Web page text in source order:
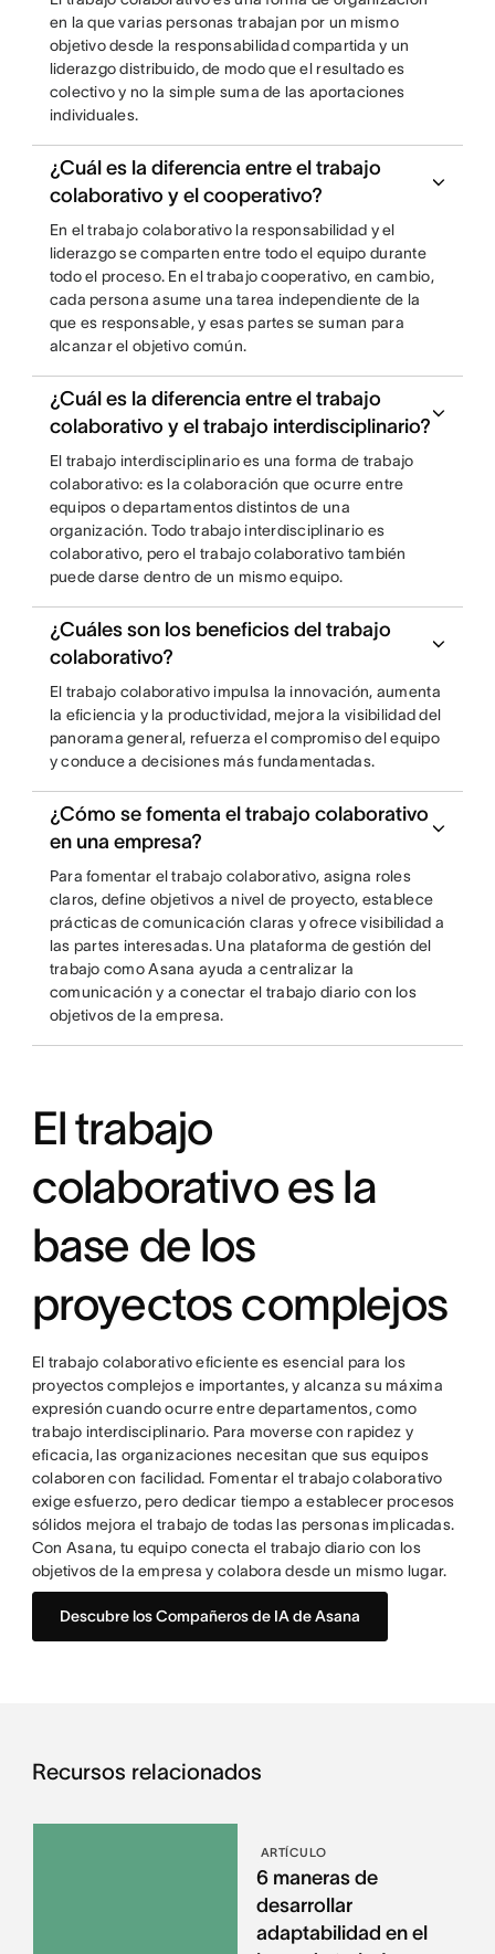
en la que varias personas trabajan por un mismo
objetivo desde la responsabilidad compartida y un
liderazgo distribuido, de modo que el resultado es
colectivo y no la simple suma de las aportaciones
individuales.
¿Cuál es la diferencia entre el trabajo
colaborativo y el cooperativo?
En el trabajo colaborativo la responsabilidad y el
liderazgo se comparten entre todo el equipo durante
todo el proceso. En el trabajo cooperativo, en cambio,
cada persona asume una tarea independiente de la
que es responsable, y esas partes se suman para
alcanzar el objetivo común.
¿Cuál es la diferencia entre el trabajo
colaborativo y el trabajo interdisciplinario?
El trabajo interdisciplinario es una forma de trabajo
colaborativo: es la colaboración que ocurre entre
equipos o departamentos distintos de una
organización. Todo trabajo interdisciplinario es
colaborativo, pero el trabajo colaborativo también
puede darse dentro de un mismo equipo.
¿Cuáles son los beneficios del trabajo
colaborativo?
El trabajo colaborativo impulsa la innovación, aumenta
la eficiencia y la productividad, mejora la visibilidad del
panorama general, refuerza el compromiso del equipo
y conduce a decisiones más fundamentadas.
¿Cómo se fomenta el trabajo colaborativo
en una empresa?
Para fomentar el trabajo colaborativo, asigna roles
claros, define objetivos a nivel de proyecto, establece
prácticas de comunicación claras y ofrece visibilidad a
las partes interesadas. Una plataforma de gestión del
trabajo como Asana ayuda a centralizar la
comunicación y a conectar el trabajo diario con los
objetivos de la empresa.
El trabajo
colaborativo es la
base de los
proyectos complejos
El trabajo colaborativo eficiente es esencial para los
proyectos complejos e importantes, y alcanza su máxima
expresión cuando ocurre entre departamentos, como
trabajo interdisciplinario. Para moverse con rapidez y
eficacia, las organizaciones necesitan que sus equipos
colaboren con facilidad. Fomentar el trabajo colaborativo
exige esfuerzo, pero dedicar tiempo a establecer procesos
sólidos mejora el trabajo de todas las personas implicadas.
Con Asana, tu equipo conecta el trabajo diario con los
objetivos de la empresa y colabora desde un mismo lugar.
Descubre los Compañeros de IA de Asana
Recursos relacionados
ARTÍCULO
6 maneras de
desarrollar
adaptabilidad en el